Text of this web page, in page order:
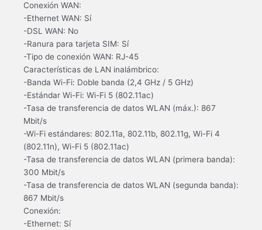
Conexión WAN:
-Ethernet WAN: Sí
-DSL WAN: No
-Ranura para tarjeta SIM: Sí
-Tipo de conexión WAN: RJ-45
Características de LAN inalámbrico:
-Banda Wi-Fi: Doble banda (2,4 GHz / 5 GHz)
-Estándar Wi-Fi: Wi-Fi 5 (802.11ac)
-Tasa de transferencia de datos WLAN (máx.): 867
Mbit/s
-Wi-Fi estándares: 802.11a, 802.11b, 802.11g, Wi-Fi 4
(802.11n), Wi-Fi 5 (802.11ac)
-Tasa de transferencia de datos WLAN (primera banda):
300 Mbit/s
-Tasa de transferencia de datos WLAN (segunda banda):
867 Mbit/s
Conexión:
-Ethernet: Sí